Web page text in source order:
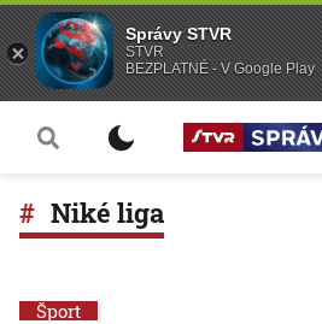
Niké liga
Šport
Správy STVR
STVR
BEZPLATNÉ - V Google Play